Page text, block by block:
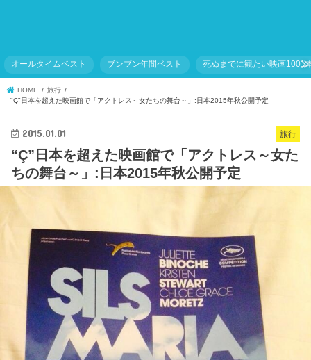
オールタイムベスト ブンブン年間ベスト 死ぬまでに観たい映画1001
HOME
旅行
"Ç"日本を超えた映画館で「アクトレス～女たちの舞台～」:日本2015年秋公開予定
旅行
2015.01.01
“Ç”日本を超えた映画館で「アクトレス～女た
ちの舞台～」:日本2015年秋公開予定